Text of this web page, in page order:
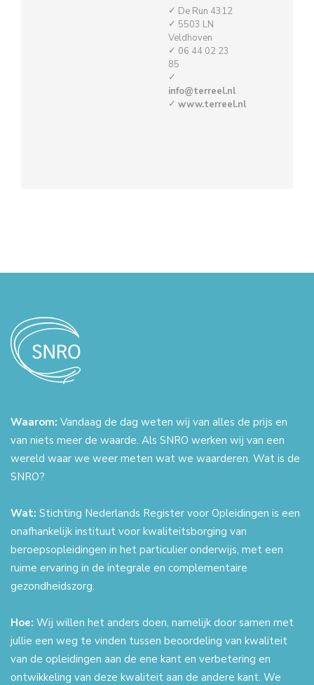
De Run 4312
5503 LN
Veldhoven
06 44 02 23
85
info@terreel.nl
www.terreel.nl
Waarom: Vandaag de dag weten wij van alles de prijs en
van niets meer de waarde. Als SNRO werken wij van een
wereld waar we weer meten wat we waarderen. Wat is de
SNRO?
Wat: Stichting Nederlands Register voor Opleidingen is een
onafhankelijk instituut voor kwaliteitsborging van
beroepsopleidingen in het particulier onderwijs, met een
ruime ervaring in de integrale en complementaire
gezondheidszorg.
Hoe: Wij willen het anders doen, namelijk door samen met
jullie een weg te vinden tussen beoordeling van kwaliteit
van de opleidingen aan de ene kant en verbetering en
ontwikkeling van deze kwaliteit aan de andere kant. We